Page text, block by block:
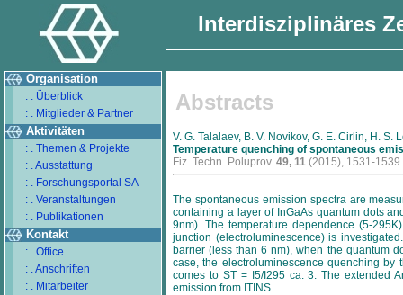
Interdisziplinäres
Organisation
: . Überblick
: . Mitglieder & Partner
Aktivitäten
: . Themen & Projekte
: . Ausstattung
: . Forschungsportal SA
: . Veranstaltungen
: . Publikationen
Kontakt
: . Office
: . Anschriften
: . Mitarbeiter
Abstracts
V. G. Talalaev, B. V. Novikov, G. E. Cirlin, H. S.
Temperature quenching of spontaneous
Fiz. Techn. Poluprov. 49, 11 (2015), 1531-1539
The spontaneous emission spectra are
containing a layer of InGaAs quantum dots
9nm). The temperature dependence (5-
junction (electroluminescence) is
barrier (less than 6 nm), when the quantum
case, the electroluminescence quenching by
comes to ST = I5/I295 ca. 3. The extended
emission from ITINS.